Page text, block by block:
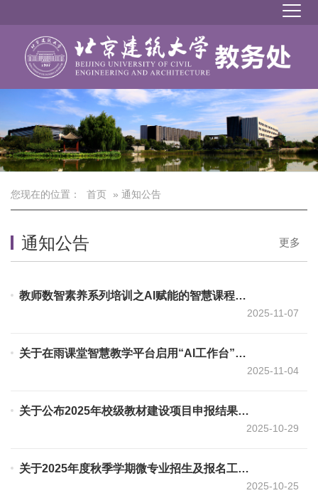
您现在的位置： 首页 » 通知公告
更多
通知公告
教师数智素养系列培训之AI赋能的智慧课程教学内容开发与资源建设
2025-11-07
关于在雨课堂智慧教学平台启用“AI工作台”及开展专题培训的通知
2025-11-04
关于公布2025年校级教材建设项目申报结果和建设任务的通知
2025-10-29
关于2025年度秋季学期微专业招生及报名工作的通知
2025-10-25